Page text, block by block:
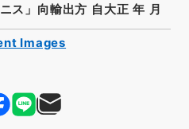
ス」向輸出方 自大正 年 月
Images